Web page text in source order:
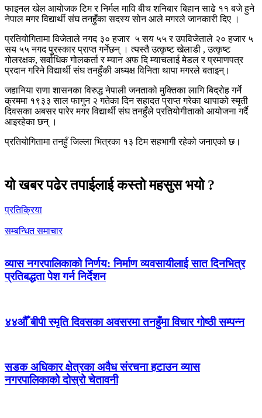
फाइनल खेल आयोजक टिम र निर्मल मावि बीच शनिबार बिहान साढे ११ बजे हुने
नेपाल मगर विद्यार्थी संघ तनहुँका सदस्य सोन आले मगरले जानकारी दिए ।
प्रतियोगितामा विजेताले नगद ३० हजार ५ सय ५५ र उपविजेताले २० हजार ५
सय ५५ नगद पुरस्कार प्राप्त गर्नेछन् । त्यस्तै उत्कृष्ट खेलाडी , उत्कृष्ट
गोलरक्षक, सर्वाधिक गोलकर्ता र म्यान अफ दि म्याचलाई मेडल र प्रमाणपत्र
प्रदान गरिने विद्यार्थी संघ तनहुँकी अध्यक्ष विनिता थापा मगरले बताइन्।
जहानिया राणा शासनका विरुद्ध नेपाली जनताको मुक्तिका लागि बिद्रोह गर्ने
क्रममा १९३३ साल फागुन २ गतेका दिन सहादत प्राप्त गरेका थापाको स्मृती
दिवसका अबसर पारेर मगर विद्यार्थी संघ तनहुँले प्रतियोगीताको आयोजना गर्दै
आइरहेका छन् ।
प्रतियोगितामा तनहुँ जिल्ला भित्रका १३ टिम सहभागी रहेको जनाएको छ।
यो खबर पढेर तपाईलाई कस्तो महसुस भयो ?
प्रतिक्रिया
सम्बन्धित समाचार
व्यास नगरपालिकाको निर्णय: निर्माण व्यवसायीलाई सात दिनभित्र
प्रतिबद्धता पेश गर्न निर्देशन
४४औँ बीपी स्मृति दिवसका अवसरमा तनहुँमा विचार गोष्ठी सम्पन्न
सडक अधिकार क्षेत्रका अवैध संरचना हटाउन व्यास
नगरपालिकाको दोस्रो चेतावनी